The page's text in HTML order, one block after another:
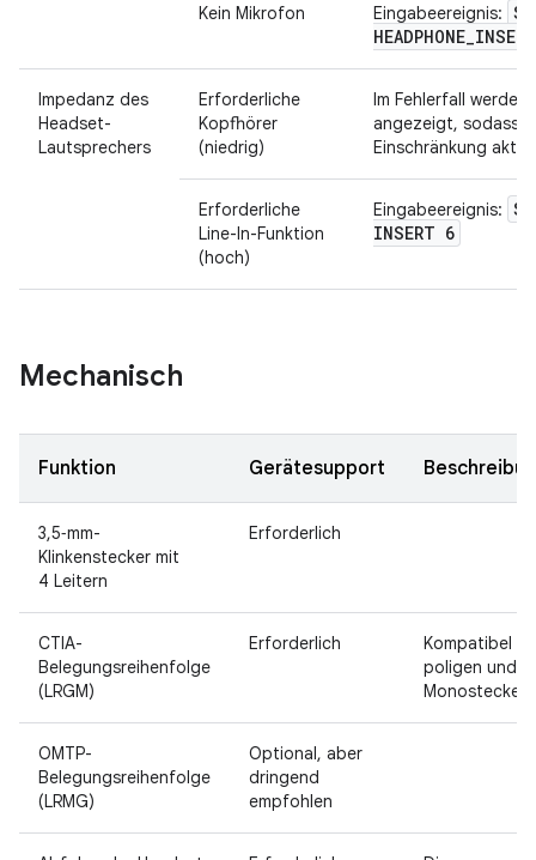
Kein Mikrofon Eingabeereignis: SW
HEADPHONE_
Impedanz des
Headset-
Lautsprechers
Erforderliche
Kopfhörer
(niedrig)
Im Fehlerfall werden
angezeigt, sodass
Einschränkung
Erforderliche
Line-In-Funktion
(hoch)
Eingabeereignis: SW
INSERT 6
Mechanisch
Funktion Gerätesupport
3,5‑mm-
Klinkenstecker mit
4 Leitern
Erforderlich
CTIA-
Belegungsreihenfolge
(LRGM)
Erforderlich
Kompatibel
poligen und
Monosteckern
OMTP-
Belegungsreihenfolge
(LRMG)
Optional, aber
dringend
empfohlen